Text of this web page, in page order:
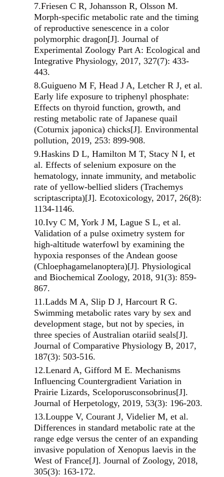
7.Friesen C R, Johansson R, Olsson M.
Morph‐specific metabolic rate and the timing
of reproductive senescence in a color
polymorphic dragon[J]. Journal of
Experimental Zoology Part A: Ecological and
Integrative Physiology, 2017, 327(7): 433-
443.
8.Guigueno M F, Head J A, Letcher R J, et al.
Early life exposure to triphenyl phosphate:
Effects on thyroid function, growth, and
resting metabolic rate of Japanese quail
(Coturnix japonica) chicks[J]. Environmental
pollution, 2019, 253: 899-908.
9.Haskins D L, Hamilton M T, Stacy N I, et
al. Effects of selenium exposure on the
hematology, innate immunity, and metabolic
rate of yellow-bellied sliders (Trachemys
scriptascripta)[J]. Ecotoxicology, 2017, 26(8):
1134-1146.
10.Ivy C M, York J M, Lague S L, et al.
Validation of a pulse oximetry system for
high-altitude waterfowl by examining the
hypoxia responses of the Andean goose
(Chloephagamelanoptera)[J]. Physiological
and Biochemical Zoology, 2018, 91(3): 859-
867.
11.Ladds M A, Slip D J, Harcourt R G.
Swimming metabolic rates vary by sex and
development stage, but not by species, in
three species of Australian otariid seals[J].
Journal of Comparative Physiology B, 2017,
187(3): 503-516.
12.Lenard A, Gifford M E. Mechanisms
Influencing Countergradient Variation in
Prairie Lizards, Sceloporusconsobrinus[J].
Journal of Herpetology, 2019, 53(3): 196-203.
13.Louppe V, Courant J, Videlier M, et al.
Differences in standard metabolic rate at the
range edge versus the center of an expanding
invasive population of Xenopus laevis in the
West of France[J]. Journal of Zoology, 2018,
305(3): 163-172.